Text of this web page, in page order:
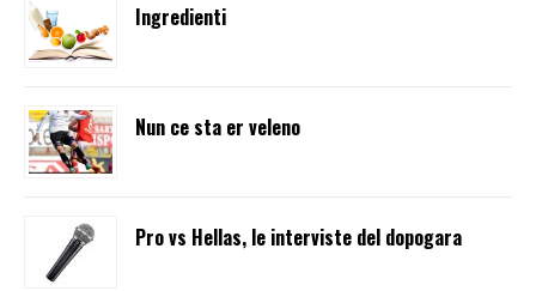
Ingredienti
Nun ce sta er veleno
Pro vs Hellas, le interviste del dopogara